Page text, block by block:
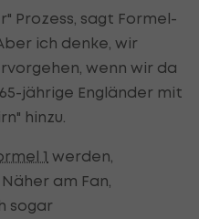
Prozess, sagt Formel-
ich denke, wir
wenn wir da
jährige Engländer mit
hinzu.
1 werden,
am Fan,
sogar